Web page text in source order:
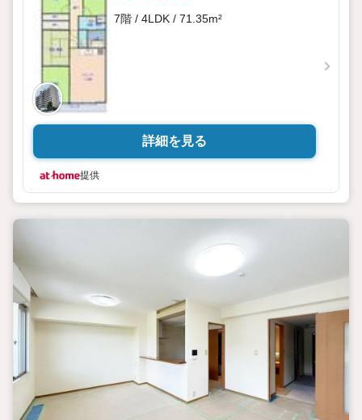
7階 / 4LDK / 71.35m²
詳細を見る
提供